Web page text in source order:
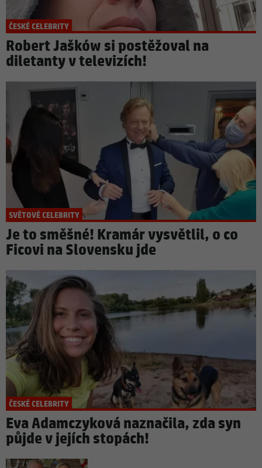
ČESKÉ CELEBRITY
Robert Jašków si postěžoval na
diletanty v televizích!
SVĚTOVÉ CELEBRITY
Je to směšné! Kramár vysvětlil, o co
Ficovi na Slovensku jde
ČESKÉ CELEBRITY
Eva Adamczyková naznačila, zda syn
půjde v jejích stopách!